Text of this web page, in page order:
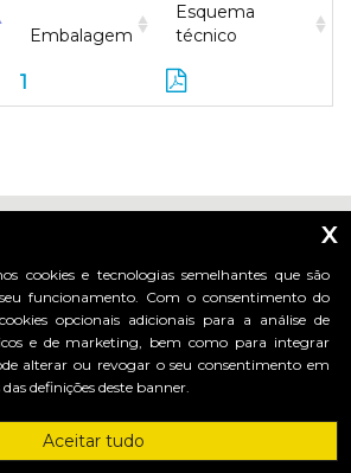
Embalagem
Esquema
técnico
1
HI-MOTIONS S.r.l.
91 - 36030 Sarcedo (VI) Italy
x
cookies e tecnologias semelhantes que são
funcionamento. Com o consentimento do
opcionais adicionais para a análise de
e de marketing, bem como para integrar
alterar ou revogar o seu consentimento em
definições deste banner.
Aceitar tudo